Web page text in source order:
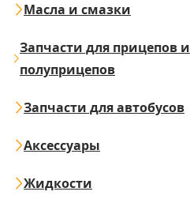
Масла и смазки
Запчасти для прицепов и
полуприцепов
Запчасти для автобусов
Аксессуары
Жидкости